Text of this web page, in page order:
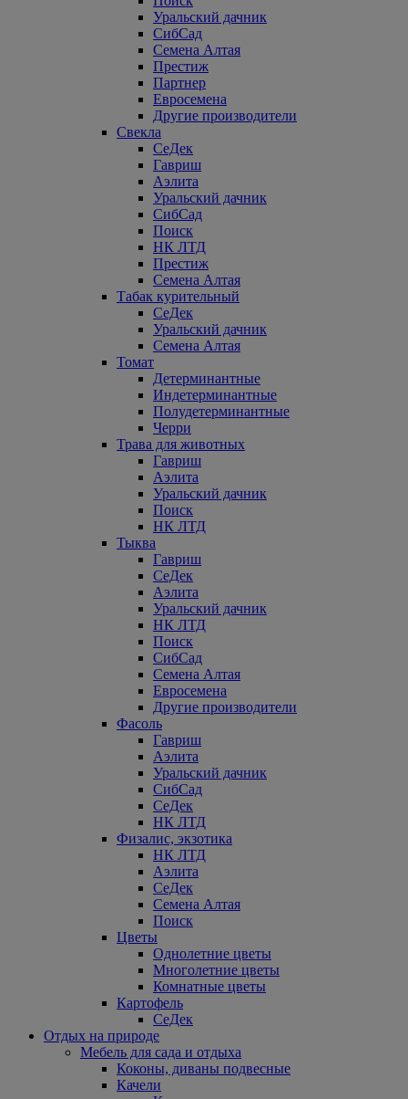
Уральский дачник
СибСад
Семена Алтая
Престиж
Партнер
Евросемена
Другие производители
Свекла
СеДек
Гавриш
Аэлита
Уральский дачник
СибСад
Поиск
НК ЛТД
Престиж
Семена Алтая
Табак курительный
СеДек
Уральский дачник
Семена Алтая
Томат
Детерминантные
Индетерминантные
Полудетерминантные
Черри
Трава для животных
Гавриш
Аэлита
Уральский дачник
Поиск
НК ЛТД
Тыква
Гавриш
СеДек
Аэлита
Уральский дачник
НК ЛТД
Поиск
СибСад
Семена Алтая
Евросемена
Другие производители
Фасоль
Гавриш
Аэлита
Уральский дачник
СибСад
СеДек
НК ЛТД
Физалис, экзотика
НК ЛТД
Аэлита
СеДек
Семена Алтая
Поиск
Цветы
Однолетние цветы
Многолетние цветы
Комнатные цветы
Картофель
СеДек
Отдых на природе
Мебель для сада и отдыха
Коконы, диваны подвесные
Качели